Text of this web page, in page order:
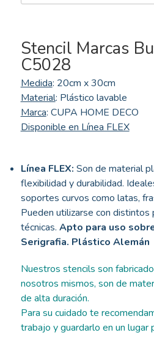
Stencil Marcas
C5028
Medida: 20cm x 30cm
Material: Plástico lavable
Marca: CUPA HOME DECO
Disponible en Línea FLEX
Línea FLEX: Son de material
flexibilidad y durabilidad.
soportes curvos como latas,
Pueden utilizarse con distintos
técnicas. Apto para uso
Serigrafia. Plástico Alemán
Nuestros stencils son
nosotros mismos, son de
de alta duración.
Para su cuidado te
trabajo y guardarlo en un lugar